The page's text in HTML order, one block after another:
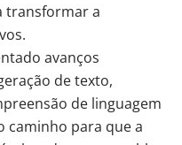
transformar a
avanços
de texto,
de linguagem
caminho para que a